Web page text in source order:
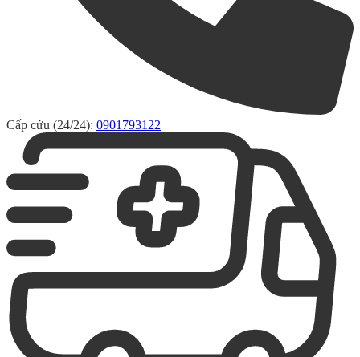
Cấp cứu (24/24): 0901793122